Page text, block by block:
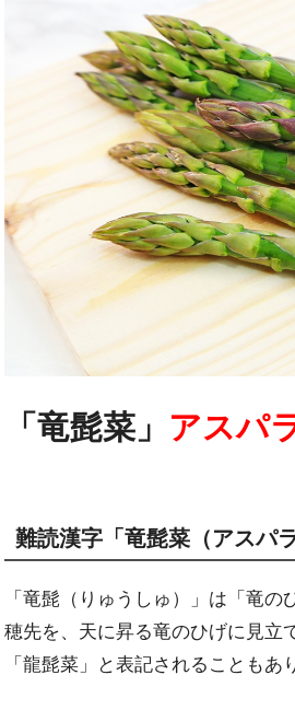
「竜髭菜」 アスパ
難読漢字「竜髭菜（アスパ
「竜髭（りゅうしゅ）」は「竜
穂先を、天に昇る竜のひげに見立
「龍髭菜」と表記されることもあ